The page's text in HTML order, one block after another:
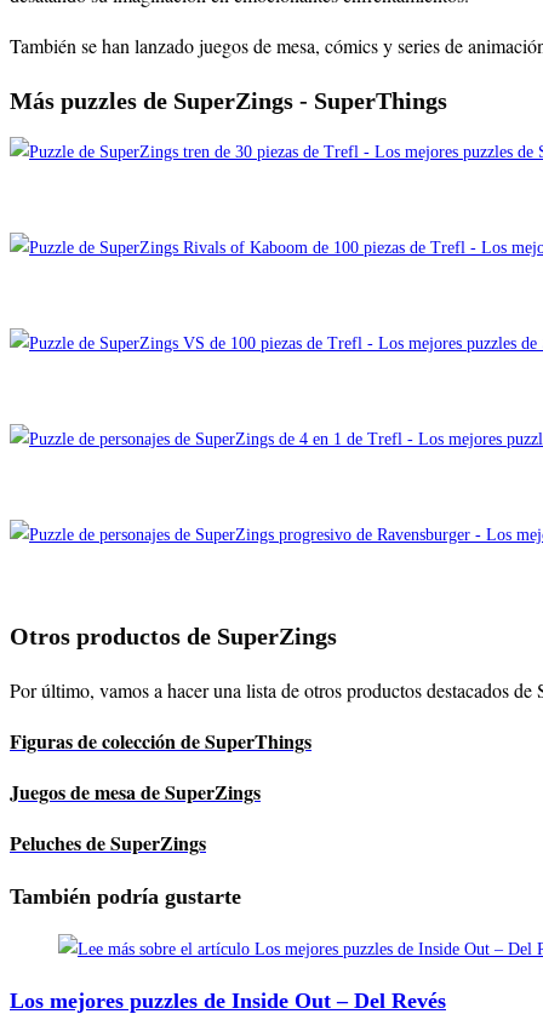
También se han lanzado juegos de mesa, cómics y series de
Más puzzles de SuperZings - SuperThings
Otros productos de SuperZings
Por último, vamos a hacer una lista de otros productos destacados
Figuras de colección de SuperThings
Juegos de mesa de SuperZings
Peluches de SuperZings
También podría gustarte
Los mejores puzzles de Inside Out – Del Revés